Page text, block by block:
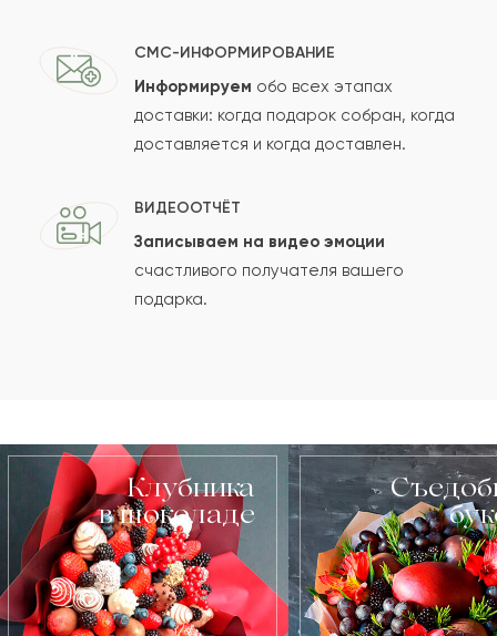
СМС-ИНФОРМИРОВАНИЕ
Информируем обо всех этапах
доставки: когда подарок собран, когда
доставляется и когда доставлен.
ВИДЕООТЧЁТ
Записываем на видео эмоции
счастливого получателя вашего
подарка.
Клубника
в шоколаде